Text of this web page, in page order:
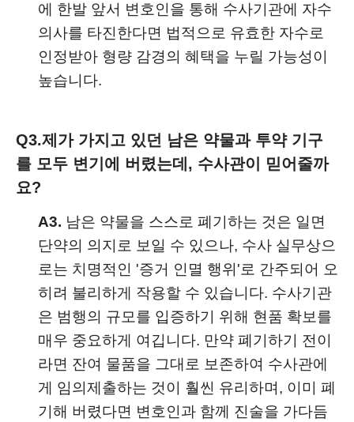
에 한발 앞서 변호인을 통해 수사기관에 자수
의사를 타진한다면 법적으로 유효한 자수로
인정받아 형량 감경의 혜택을 누릴 가능성이
높습니다.
Q3.제가 가지고 있던 남은 약물과 투약 기구
를 모두 변기에 버렸는데, 수사관이 믿어줄까
요?
A3. 남은 약물을 스스로 폐기하는 것은 일면
단약의 의지로 보일 수 있으나, 수사 실무상으
로는 치명적인 '증거 인멸 행위'로 간주되어 오
히려 불리하게 작용할 수 있습니다. 수사기관
은 범행의 규모를 입증하기 위해 현품 확보를
매우 중요하게 여깁니다. 만약 폐기하기 전이
라면 잔여 물품을 그대로 보존하여 수사관에
게 임의제출하는 것이 훨씬 유리하며, 이미 폐
기해 버렸다면 변호인과 함께 진술을 가다듬